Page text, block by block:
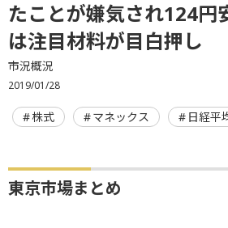
たことが嫌気され124
は注目材料が目白押し
市況概況
2019/01/28
株式 マネックス 日経平
東京市場まとめ